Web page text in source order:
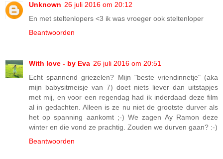
Unknown 26 juli 2016 om 20:12
En met steltenlopers <3 ik was vroeger ook steltenloper
Beantwoorden
With love - by Eva 26 juli 2016 om 20:51
Echt spannend griezelen? Mijn "beste vriendinnetje" (aka
mijn babysitmeisje van 7) doet niets liever dan uitstapjes
met mij, en voor een regendag had ik inderdaad deze film
al in gedachten. Alleen is ze nu niet de grootste durver als
het op spanning aankomt ;-) We zagen Ay Ramon deze
winter en die vond ze prachtig. Zouden we durven gaan? :-)
Beantwoorden